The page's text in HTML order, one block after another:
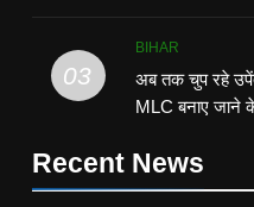
03
BIHAR
अब तक चुप रहे
MLC बनाए जाने
Recent News